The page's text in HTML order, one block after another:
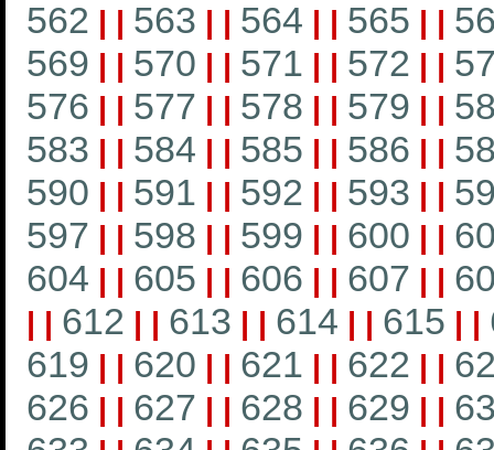
562 | | 563 | | 564 | | 565 | |
569 | | 570 | | 571 | | 572 | |
576 | | 577 | | 578 | | 579 | |
583 | | 584 | | 585 | | 586 | |
590 | | 591 | | 592 | | 593 | |
597 | | 598 | | 599 | | 600 | |
604 | | 605 | | 606 | | 607 | |
| | 612 | | 613 | | 614 | | 615 | |
619 | | 620 | | 621 | | 622 | |
626 | | 627 | | 628 | | 629 | |